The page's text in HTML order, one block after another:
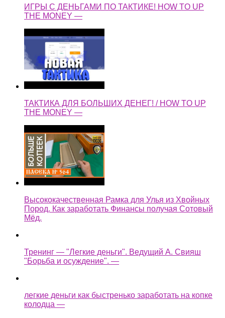
ИГРЫ С ДЕНЬГАМИ ПО ТАКТИКЕ! HOW TO UP
THE MONEY —
ТАКТИКА ДЛЯ БОЛЬШИХ ДЕНЕГ! / HOW TO UP
THE MONEY —
Высококачественная Рамка для Улья из Хвойных
Пород. Как заработать Финансы получая Сотовый
Мёд.
Тренинг — "Легкие деньги". Ведущий А. Свияш
"Борьба и осуждение". —
легкие деньги как быстренько заработать на копке
колодца —